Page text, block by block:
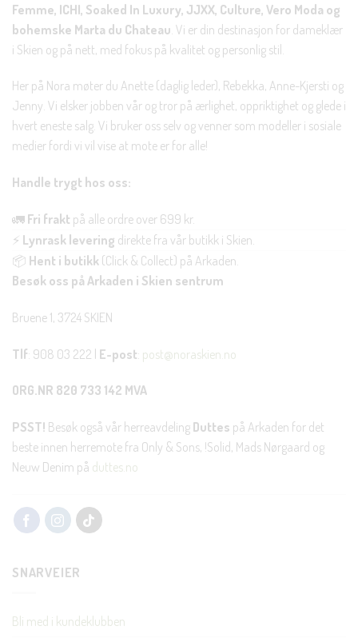
Femme, ICHI, Soaked In Luxury, JJXX, Culture, Vero Moda og
bohemske Marta du Chateau . Vi er din destinasjon for dameklær
i Skien og på nett, med fokus på kvalitet og personlig stil.
Her på Nora møter du Anette (daglig leder), Rebekka, Anne-Kjersti og
Jenny. Vi elsker jobben vår og tror på ærlighet, oppriktighet og glede i
hvert eneste salg. Vi bruker oss selv og venner som modeller i sosiale
medier fordi vi vil vise at mote er for alle!
Handle trygt hos oss:
🚛 Fri frakt på alle ordre over 699 kr.
⚡ Lynrask levering direkte fra vår butikk i Skien.
📦 Hent i butikk (Click & Collect) på Arkaden.
Besøk oss på Arkaden i Skien sentrum
Bruene 1, 3724 SKIEN
Tlf: 908 03 222 | E-post: post@noraskien.no
ORG.NR 820 733 142 MVA
PSST! Besøk også vår herreavdeling Duttes på Arkaden for det
beste innen herremote fra Only & Sons, !Solid, Mads Nørgaard og
Neuw Denim på duttes.no
SNARVEIER
Bli med i kundeklubben